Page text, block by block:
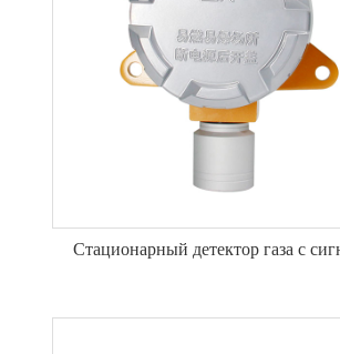
Стационарный детектор газа с